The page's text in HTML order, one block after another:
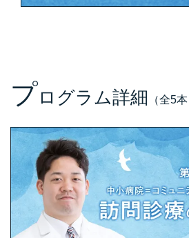
プログラム詳細 （全5本